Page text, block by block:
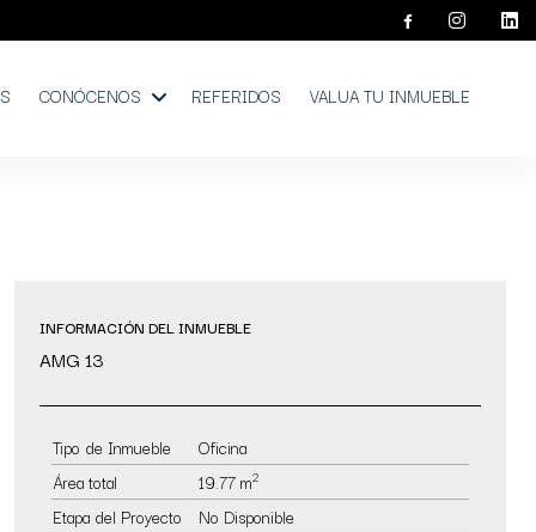
CONÓCENOS REFERIDOS VALUA TU INMUEBLE
INFORMACIÓN DEL INMUEBLE
AMG 13
Tipo de Inmueble
Oficina
Área total
19.77 m2
Etapa del Proyecto
No Disponible